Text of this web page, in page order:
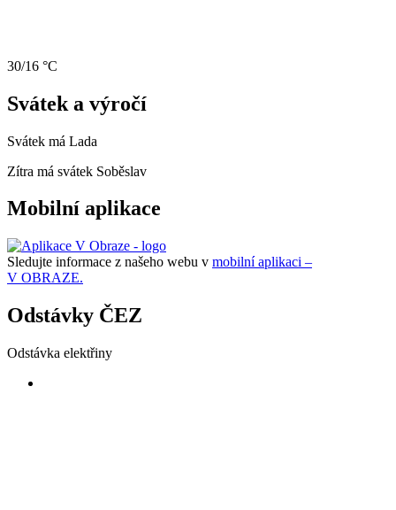
30/16 °C
Svátek a výročí
Svátek má Lada
Zítra má svátek Soběslav
Mobilní aplikace
Sledujte informace z našeho webu v mobilní aplikaci –
V OBRAZE.
Odstávky ČEZ
Odstávka elektřiny